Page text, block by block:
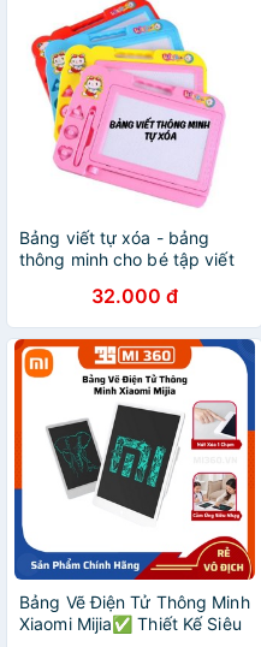
Bảng viết tự xóa - bảng
thông minh cho bé tập viết
32.000 đ
Bảng Vẽ Điện Tử Thông Minh
Xiaomi Mijia✅ Thiết Kế Siêu